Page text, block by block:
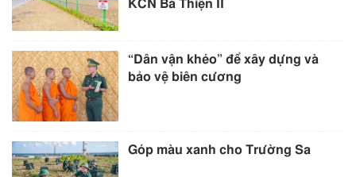
KCN Bá Thiện II
“Dân vận khéo” để xây dựng và
bảo vệ biên cương
Góp màu xanh cho Trường Sa